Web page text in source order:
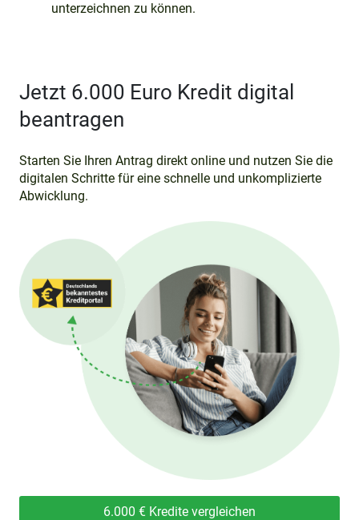
unterzeichnen zu können.
Jetzt 6.000 Euro Kredit digital
beantragen
Starten Sie Ihren Antrag direkt online und nutzen Sie die
digitalen Schritte für eine schnelle und unkomplizierte
Abwicklung.
6.000 € Kredite vergleichen